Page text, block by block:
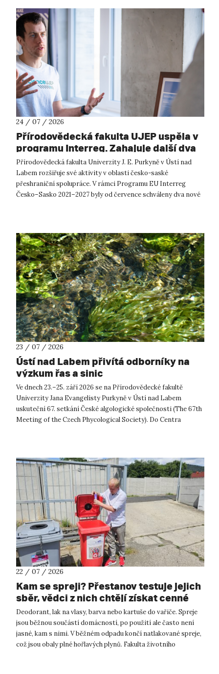
24 / 07 / 2026
Přírodovědecká fakulta UJEP uspěla v
programu Interreg. Zahajuje další dva
přeshraniční projekty se saskými
partnery
Přírodovědecká fakulta Univerzity J. E. Purkyně v Ústí nad
Labem rozšiřuje své aktivity v oblasti česko-saské
přeshraniční spolupráce. V rámci Programu EU Interreg
Česko–Sasko 2021–2027 byly od července schváleny dva nové
23 / 07 / 2026
Ústí nad Labem přivítá odborníky na
výzkum řas a sinic
Ve dnech 23.–25. září 2026 se na Přírodovědecké fakultě
Univerzity Jana Evangelisty Purkyně v Ústí nad Labem
uskuteční 67. setkání České algologické společnosti (The 67th
Meeting of the Czech Phycological Society). Do Centra
22 / 07 / 2026
Kam se spreji? Přestanov testuje jejich
sběr, vědci z nich chtějí získat cenné
kovy
Deodorant, lak na vlasy, barva nebo kartuše do vařiče. Spreje
jsou běžnou součástí domácností, po použití ale často není
jasné, kam s nimi. V běžném odpadu končí natlakované spreje,
což jsou obaly plné hořlavých plynů. Fakulta životního